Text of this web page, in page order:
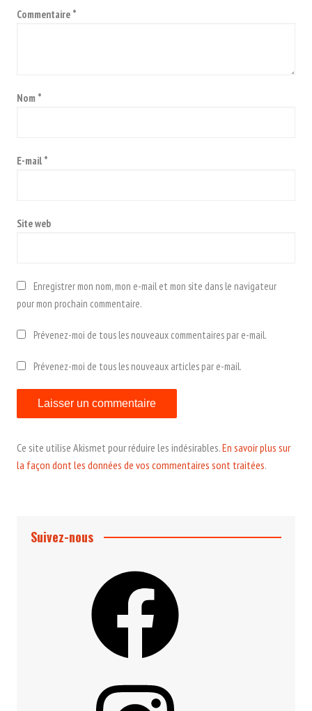
Commentaire *
Nom *
E-mail *
Site web
Enregistrer mon nom, mon e-mail et mon site dans le navigateur
pour mon prochain commentaire.
Prévenez-moi de tous les nouveaux commentaires par e-mail.
Prévenez-moi de tous les nouveaux articles par e-mail.
Ce site utilise Akismet pour réduire les indésirables.En savoir plus sur
la façon dont les données de vos commentaires sont traitées.
Suivez-nous